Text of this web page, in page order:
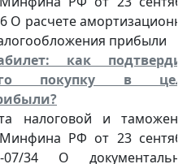
О расчете
прибыли
как
покупку в
налоговой и
РФ от 23
34 О